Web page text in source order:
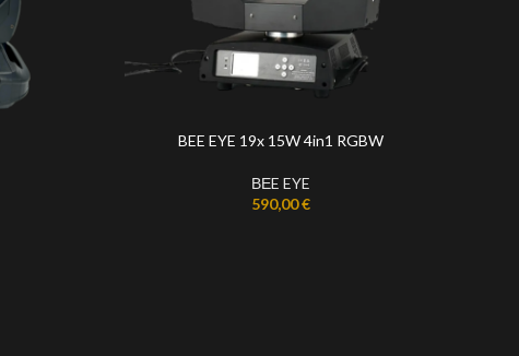
BEE EYE 19x 15W 4in1 RGBW
ΒΕE EYE
590,00€